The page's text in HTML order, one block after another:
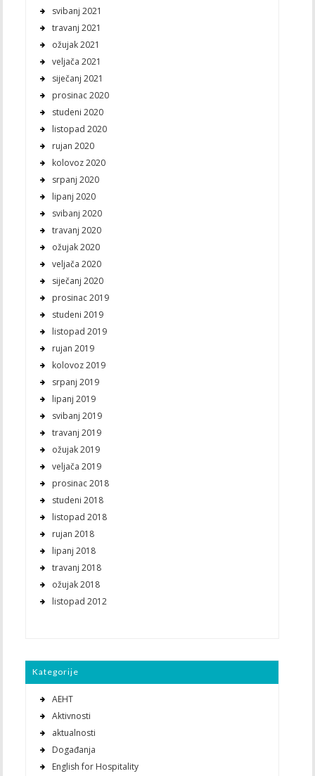
svibanj 2021
travanj 2021
ožujak 2021
veljača 2021
siječanj 2021
prosinac 2020
studeni 2020
listopad 2020
rujan 2020
kolovoz 2020
srpanj 2020
lipanj 2020
svibanj 2020
travanj 2020
ožujak 2020
veljača 2020
siječanj 2020
prosinac 2019
studeni 2019
listopad 2019
rujan 2019
kolovoz 2019
srpanj 2019
lipanj 2019
svibanj 2019
travanj 2019
ožujak 2019
veljača 2019
prosinac 2018
studeni 2018
listopad 2018
rujan 2018
lipanj 2018
travanj 2018
ožujak 2018
listopad 2012
Kategorije
AEHT
Aktivnosti
aktualnosti
Događanja
English for Hospitality